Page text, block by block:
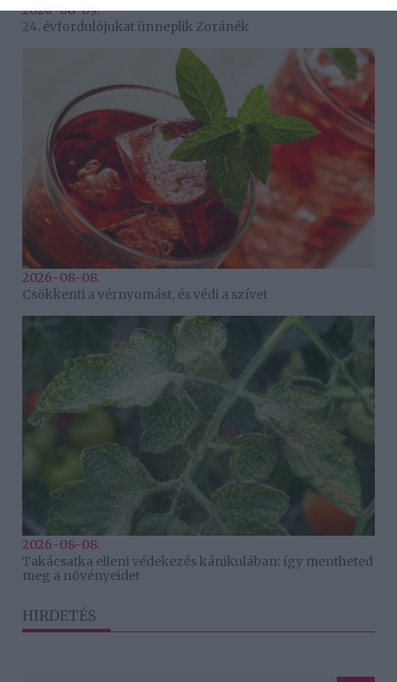
2026-08-09.
24. évfordulójukat ünneplik Zoránék
2026-08-08.
Csökkenti a vérnyomást, és védi a szívet
2026-08-08.
Takácsatka elleni védekezés kánikulában: így mentheted
meg a növényeidet
HIRDETÉS